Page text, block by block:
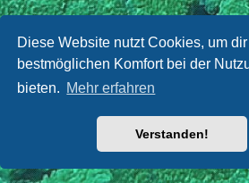
Diese Website nutzt Cookies, um
bestmöglichen Komfort bei der
bieten. Mehr erfahren
Verstanden!